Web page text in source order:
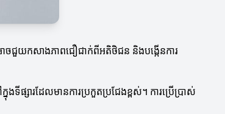
អាចជួយកសាងភាពជឿជាក់ពីអតិថិជន និងបង្កើនការ
ងទីផ្សារដែលមានការប្រកួតប្រជែងខ្ពស់។ ការប្រើប្រាស់